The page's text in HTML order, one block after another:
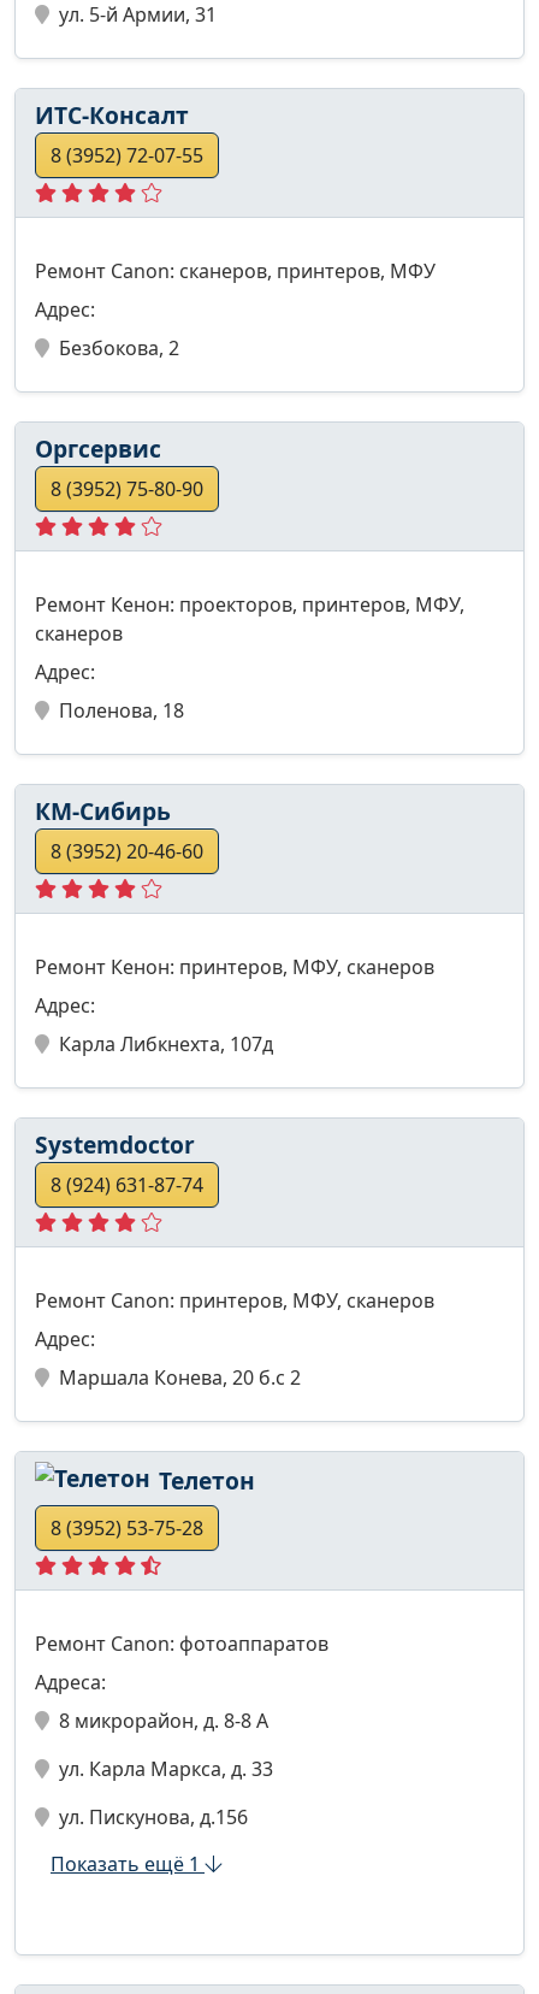
ул. 5-й Армии, 31
ИТС-Консалт
8 (3952) 72-07-55
Ремонт Canon: сканеров, принтеров, МФУ
Адрес:
Безбокова, 2
Оргсервис
8 (3952) 75-80-90
Ремонт Кенон: проекторов, принтеров, МФУ,
сканеров
Адрес:
Поленова, 18
КМ-Сибирь
8 (3952) 20-46-60
Ремонт Кенон: принтеров, МФУ, сканеров
Адрес:
Карла Либкнехта, 107д
Systemdoctor
8 (924) 631-87-74
Ремонт Canon: принтеров, МФУ, сканеров
Адрес:
Маршала Конева, 20 б.с 2
Телетон
8 (3952) 53-75-28
Ремонт Canon: фотоаппаратов
Адреса:
8 микрорайон, д. 8-8 А
ул. Карла Маркса, д. 33
ул. Пискунова, д.156
Показать ещё 1